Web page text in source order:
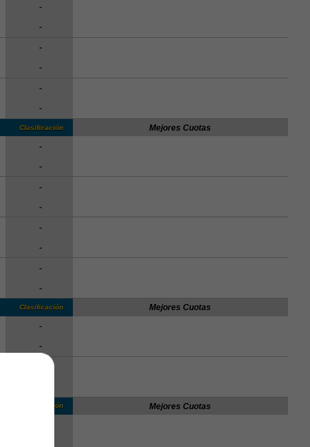
-
-
-
-
-
-
Mejores Cuotas
Clasificación
-
-
-
-
-
-
-
-
Mejores Cuotas
Clasificación
-
-
Mejores Cuotas
Clasificación